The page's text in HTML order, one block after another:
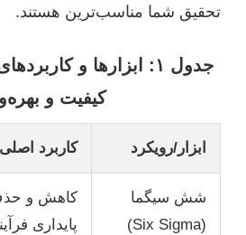
تحقیق شما مناسب‌ترین هستند.
جدول ۱: ابزارها و
کیفیت و
ابزار/رویکرد کاربرد اصلی
شش سیگما
(Six Sigma)
کاهش و
پایداری